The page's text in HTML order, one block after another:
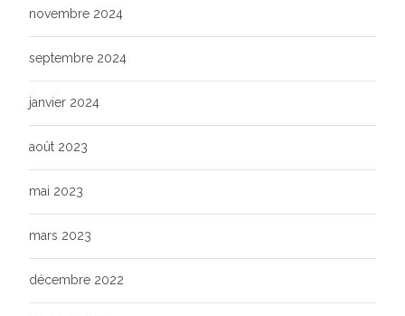
novembre 2024
septembre 2024
janvier 2024
août 2023
mai 2023
mars 2023
décembre 2022